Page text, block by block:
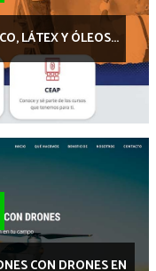
LÁTEX Y ÓLEOS...
CON DRONES EN